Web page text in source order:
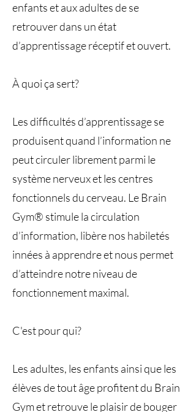
enfants et aux adultes de se
retrouver dans un état
d’apprentissage réceptif et ouvert.
​À quoi ça sert?
Les difficultés d’apprentissage se
produisent quand l’information ne
peut circuler librement parmi le
système nerveux et les centres
fonctionnels du cerveau. Le Brain
Gym® stimule la circulation
d’information, libère nos habiletés
innées à apprendre et nous permet
d’atteindre notre niveau de
fonctionnement maximal.
C'est pour qui?
Les adultes, les enfants ainsi que les
élèves de tout âge profitent du Brain
Gym et retrouve le plaisir de bouger